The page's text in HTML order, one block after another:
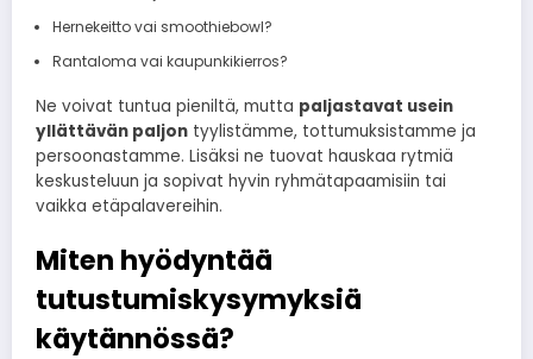
Hernekeitto vai smoothiebowl?
Rantaloma vai kaupunkikierros?
Ne voivat tuntua pieniltä, mutta paljastavat usein
yllättävän paljon tyylistämme, tottumuksistamme ja
persoonastamme. Lisäksi ne tuovat hauskaa rytmiä
keskusteluun ja sopivat hyvin ryhmätapaamisiin tai
vaikka etäpalavereihin.
Miten hyödyntää
tutustumiskysymyksiä
käytännössä?